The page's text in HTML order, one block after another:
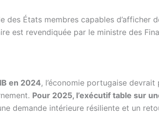
États membres capables d’afficher
est revendiquée par le ministre des
en 2024, l’économie portugaise
Pour 2025, l’exécutif table sur
demande intérieure résiliente et un